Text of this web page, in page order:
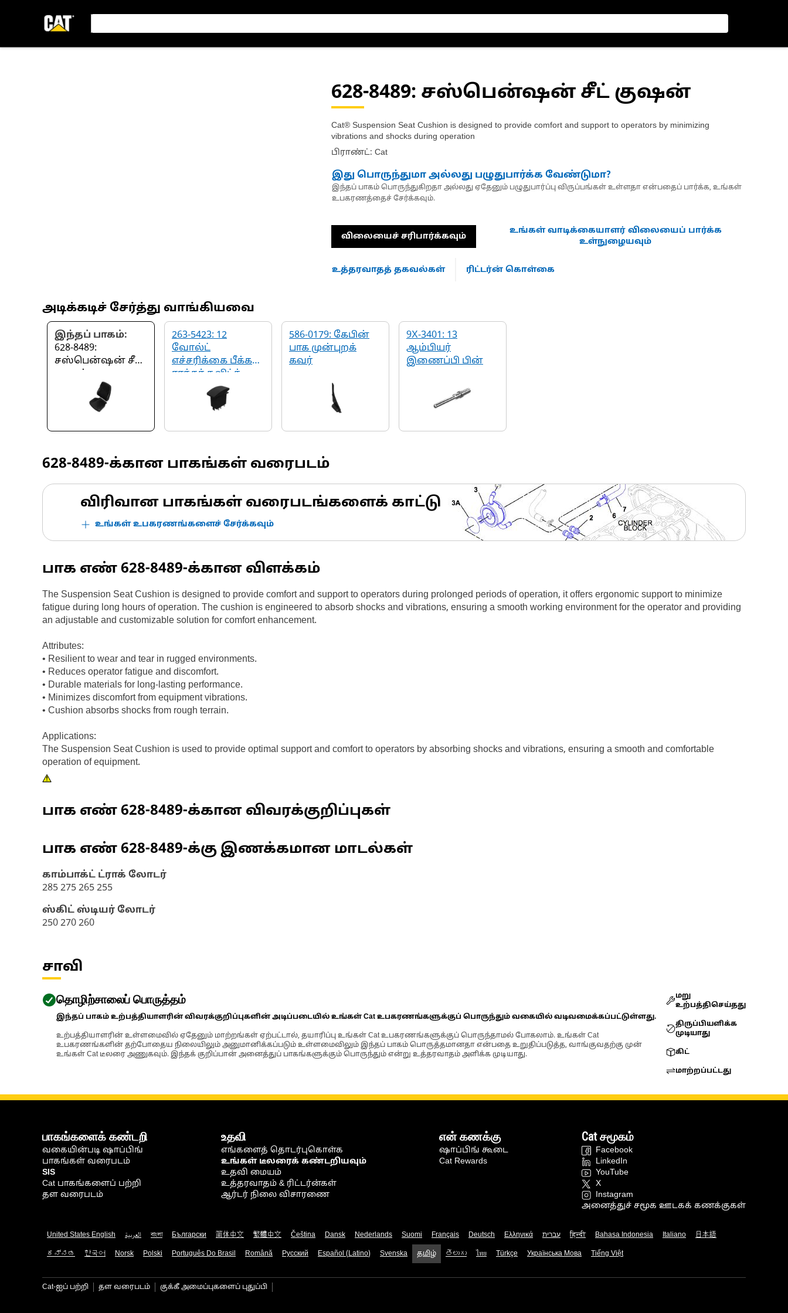
628-8489: சஸ்பென்ஷன் சீட் குஷன்
Cat® Suspension Seat Cushion is designed to provide comfort and support to operators by minimizing
vibrations and shocks during operation
பிராண்ட்: Cat
இது பொருந்துமா அல்லது பழுதுபார்க்க வேண்டுமா?
இந்தப் பாகம் பொருந்துகிறதா அல்லது ஏதேனும் பழுதுபார்ப்பு விருப்பங்கள் உள்ளதா என்பதைப் பார்க்க, உங்கள்
உபகரணத்தைச் சேர்க்கவும்.
விலையைச் சரிபார்க்கவும்
உங்கள் வாடிக்கையாளர் விலையைப் பார்க்க
உள்நுழையவும்
உத்தரவாதத் தகவல்கள் ரிட்டர்ன் கொள்கை
அடிக்கடிச் சேர்த்து வாங்கியவை
இந்தப் பாகம்:
628-8489:
சஸ்பென்ஷன் சீட்
263-5423: 12
வோல்ட்
எச்சரிக்கை பீக்கன்
ராக்கர் சுவிட்ச்
586-0179: கேபின்
பாக முன்புறக்
கவர்
9X-3401: 13
ஆம்பியர்
இணைப்பி பின்
628-8489-க்கான பாகங்கள் வரைபடம்
விரிவான பாகங்கள் வரைபடங்களைக் காட்டு
உங்கள் உபகரணங்களைச் சேர்க்கவும்
பாக எண் 628-8489-க்கான விளக்கம்
The Suspension Seat Cushion is designed to provide comfort and support to operators during prolonged periods of operation, it offers ergonomic support to minimize
fatigue during long hours of operation. The cushion is engineered to absorb shocks and vibrations, ensuring a smooth working environment for the operator and providing
an adjustable and customizable solution for comfort enhancement.
Attributes:
• Resilient to wear and tear in rugged environments.
• Reduces operator fatigue and discomfort.
• Durable materials for long-lasting performance.
• Minimizes discomfort from equipment vibrations.
• Cushion absorbs shocks from rough terrain.
Applications:
The Suspension Seat Cushion is used to provide optimal support and comfort to operators by absorbing shocks and vibrations, ensuring a smooth and comfortable
operation of equipment.
பாக எண் 628-8489-க்கான விவரக்குறிப்புகள்
பாக எண் 628-8489-க்கு இணக்கமான மாடல்கள்
காம்பாக்ட் ட்ராக் லோடர்
285 275 265 255
ஸ்கிட் ஸ்டியர் லோடர்
250 270 260
சாவி
தொழிற்சாலைப் பொருத்தம்
இந்தப் பாகம் உற்பத்தியாளரின் விவரக்குறிப்புகளின் அடிப்படையில் உங்கள் Cat உபகரணங்களுக்குப் பொருந்தும் வகையில் வடிவமைக்கப்பட்டுள்ளது.
உற்பத்தியாளரின் உள்ளமைவில் ஏதேனும் மாற்றங்கள் ஏற்பட்டால், தயாரிப்பு உங்கள் Cat உபகரணங்களுக்குப் பொருந்தாமல் போகலாம். உங்கள் Cat
உபகரணங்களின் தற்போதைய நிலையிலும் அனுமானிக்கப்படும் உள்ளமைவிலும் இந்தப் பாகம் பொருத்தமானதா என்பதை உறுதிப்படுத்த, வாங்குவதற்கு முன்
உங்கள் Cat டீலரை அணுகவும். இந்தக் குறிப்பான் அனைத்துப் பாகங்களுக்கும் பொருந்தும் என்று உத்தரவாதம் அளிக்க முடியாது.
மறு
உற்பத்திசெய்தது
திருப்பியளிக்க
முடியாது
கிட்
மாற்றப்பட்டது
பாகங்களைக் கண்டறி
வகையின்படி ஷாப்பிங்
பாகங்கள் வரைபடம்
SIS
Cat பாகங்களைப் பற்றி
தள வரைபடம்
உதவி
எங்களைத் தொடர்புகொள்க
உங்கள் டீலரைக் கண்டறியவும்
உதவி மையம்
உத்தரவாதம் & ரிட்டர்ன்கள்
ஆர்டர் நிலை விசாரணை
என் கணக்கு
ஷாப்பிங் கூடை
Cat Rewards
Cat சமூகம்
Facebook
LinkedIn
YouTube
X
Instagram
அனைத்துச் சமூக ஊடகக் கணக்குகள்
United States English العربية বাংলা Български 简体中文 繁體中文 Čeština Dansk Nederlands Suomi Français Deutsch Ελληνικά עברית हिन्दी Bahasa Indonesia Italiano 日本語
ಕನ್ನಡ 한국어 Norsk Polski Português Do Brasil Română Русский Español (Latino) Svenska தமிழ் తెలుగు ไทย Türkçe Українська Мова Tiếng Việt
Cat-ஐப் பற்றி தள வரைபடம் குக்கீ அமைப்புகளைப் புதுப்பி